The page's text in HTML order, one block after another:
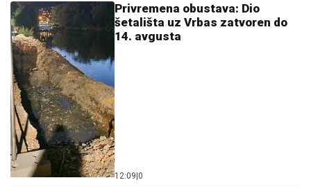
Privremena obustava: Dio
šetališta uz Vrbas zatvoren do
14. avgusta
12:09|0